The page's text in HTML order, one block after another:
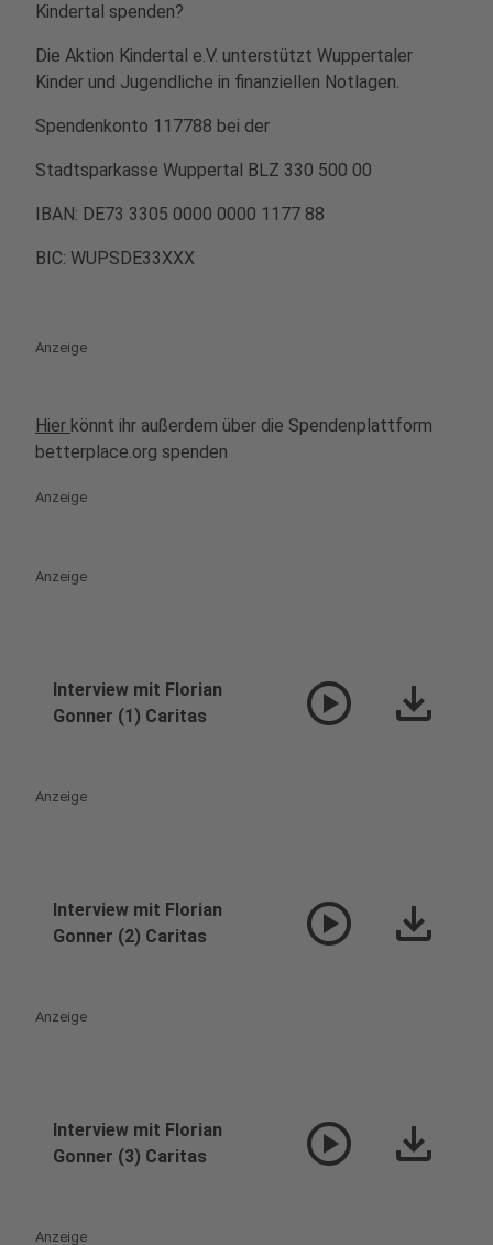
Kindertal spenden?
Die Aktion Kindertal e.V. unterstützt Wuppertaler
Kinder und Jugendliche in finanziellen Notlagen.
Spendenkonto 117788 bei der
Stadtsparkasse Wuppertal BLZ 330 500 00
IBAN: DE73 3305 0000 0000 1177 88
BIC: WUPSDE33XXX
Anzeige
Hier könnt ihr außerdem über die Spendenplattform
betterplace.org spenden
Anzeige
Anzeige
Interview mit Florian
Gonner (1) Caritas
play_circle download
Anzeige
Interview mit Florian
Gonner (2) Caritas
play_circle download
Anzeige
Interview mit Florian
Gonner (3) Caritas
play_circle download
Anzeige